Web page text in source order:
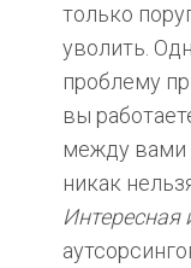
только
уволить.
проблему
вы
между вами
никак